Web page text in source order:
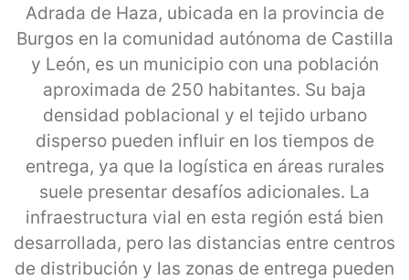
Adrada de Haza, ubicada en la provincia de
Burgos en la comunidad autónoma de Castilla
y León, es un municipio con una población
aproximada de 250 habitantes. Su baja
densidad poblacional y el tejido urbano
disperso pueden influir en los tiempos de
entrega, ya que la logística en áreas rurales
suele presentar desafíos adicionales. La
infraestructura vial en esta región está bien
desarrollada, pero las distancias entre centros
de distribución y las zonas de entrega pueden